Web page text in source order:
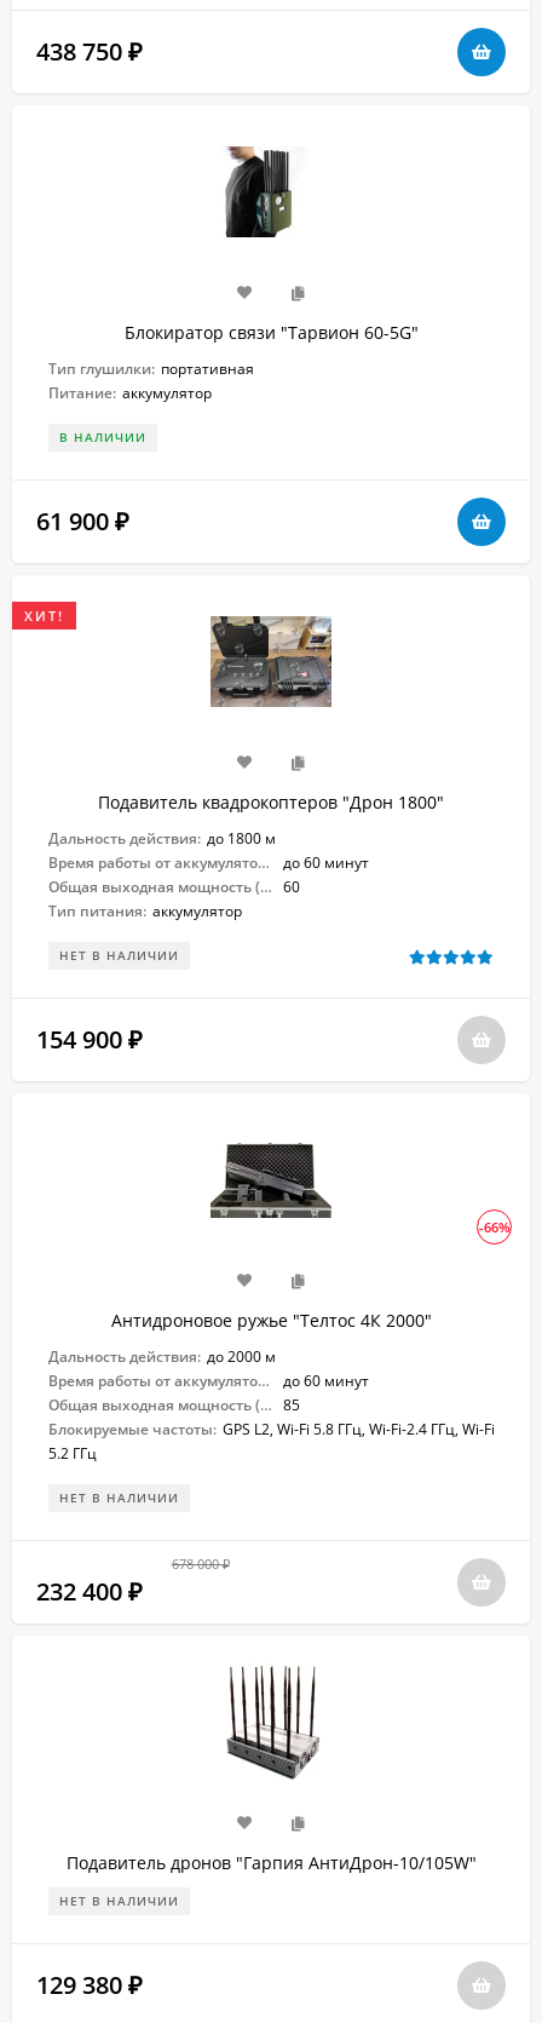
438 750 ₽
Блокиратор связи "Тарвион 60-5G"
Тип глушилки: портативная
Питание: аккумулятор
В НАЛИЧИИ
61 900 ₽
ХИТ!
Подавитель квадрокоптеров "Дрон 1800"
Дальность действия: до 1800 м
Время работы от аккумулятора:
до 60 минут
Общая выходная мощность (Вт): 60
Тип питания: аккумулятор
НЕТ В НАЛИЧИИ
154 900 ₽
-66%
Антидроновое ружье "Телтос 4К 2000"
Дальность действия: до 2000 м
Время работы от аккумулятора:
до 60 минут
Общая выходная мощность (Вт): 85
Блокируемые частоты: GPS L2, Wi-Fi 5.8 ГГц, Wi-Fi-2.4 ГГц, Wi-Fi
5.2 ГГц
НЕТ В НАЛИЧИИ
678 000₽
232 400 ₽
Подавитель дронов "Гарпия АнтиДрон-10/105W"
НЕТ В НАЛИЧИИ
129 380 ₽